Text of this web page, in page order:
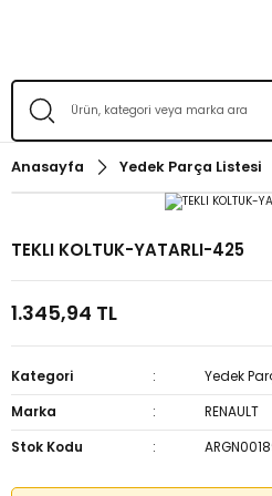
Anasayfa Yedek Parça Listesi
TEKLI KOLTUK-YATARLI-425
1.345,94 TL
Kategori
Yedek
Marka
RENAULT
Stok Kodu